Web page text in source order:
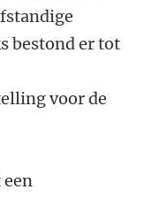
bestond er tot
voor de